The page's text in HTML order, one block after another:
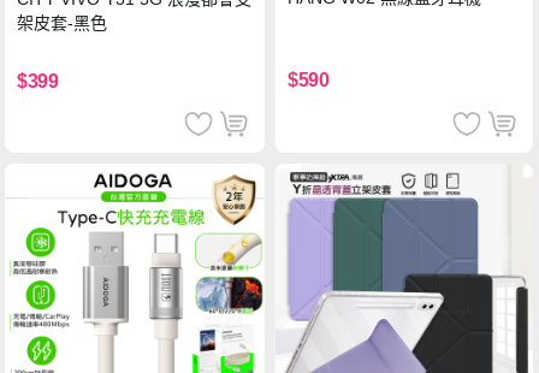
架皮套-黑色
$399 $590